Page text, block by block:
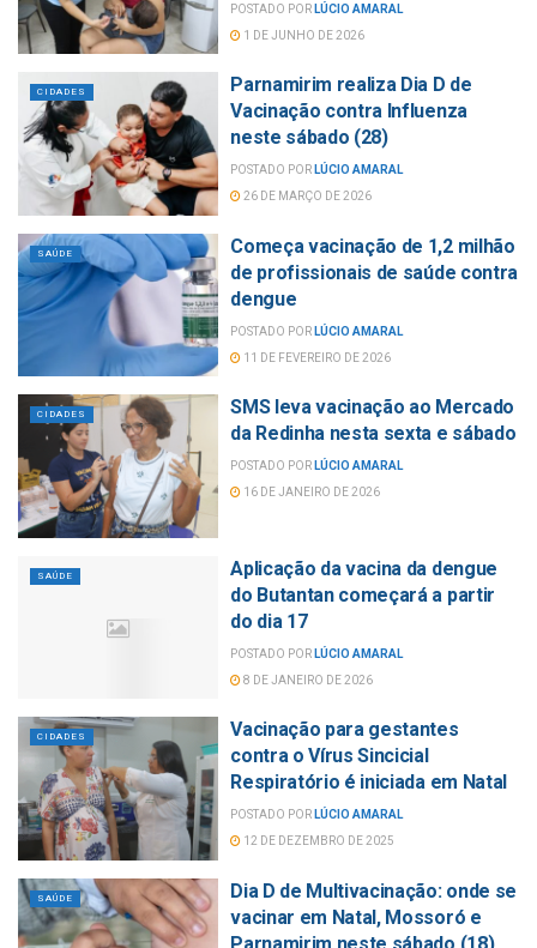
POSTADO POR LÚCIO AMARAL
1 DE JUNHO DE 2026
CIDADES
Parnamirim realiza Dia D de
Vacinação contra Influenza
neste sábado (28)
POSTADO POR LÚCIO AMARAL
26 DE MARÇO DE 2026
SAÚDE
Começa vacinação de 1,2 milhão
de profissionais de saúde contra
dengue
POSTADO POR LÚCIO AMARAL
11 DE FEVEREIRO DE 2026
CIDADES
SMS leva vacinação ao Mercado
da Redinha nesta sexta e sábado
POSTADO POR LÚCIO AMARAL
16 DE JANEIRO DE 2026
SAÚDE
Aplicação da vacina da dengue
do Butantan começará a partir
do dia 17
POSTADO POR LÚCIO AMARAL
8 DE JANEIRO DE 2026
CIDADES
Vacinação para gestantes
contra o Vírus Sincicial
Respiratório é iniciada em Natal
POSTADO POR LÚCIO AMARAL
12 DE DEZEMBRO DE 2025
SAÚDE
Dia D de Multivacinação: onde se
vacinar em Natal, Mossoró e